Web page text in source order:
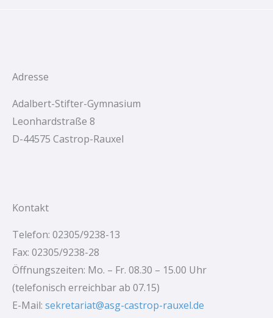
Adresse
Adalbert-Stifter-Gymnasium
Leonhardstraße 8
D-44575 Castrop-Rauxel
Kontakt
Telefon: 02305/9238-13
Fax: 02305/9238-28
Öffnungszeiten: Mo. – Fr. 08.30 – 15.00 Uhr
(telefonisch erreichbar ab 07.15)
E-Mail: sekretariat@asg-castrop-rauxel.de